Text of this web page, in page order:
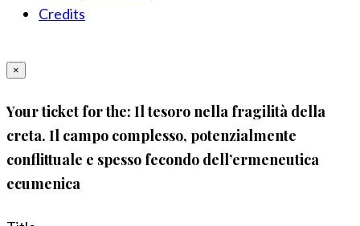
Credits
×
Your ticket for the: Il tesoro nella fragilità della
creta. Il campo complesso, potenzialmente
conflittuale e spesso fecondo dell’ermeneutica
ecumenica